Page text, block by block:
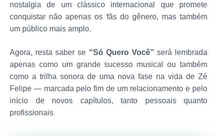
nostalgia de um clássico internacional que promete
conquistar não apenas os fãs do gênero, mas também
um público mais amplo.
Agora, resta saber se “Só Quero Você” será lembrada
apenas como um grande sucesso musical ou também
como a trilha sonora de uma nova fase na vida de Zé
Felipe — marcada pelo fim de um relacionamento e pelo
início de novos capítulos, tanto pessoais quanto
profissionais.